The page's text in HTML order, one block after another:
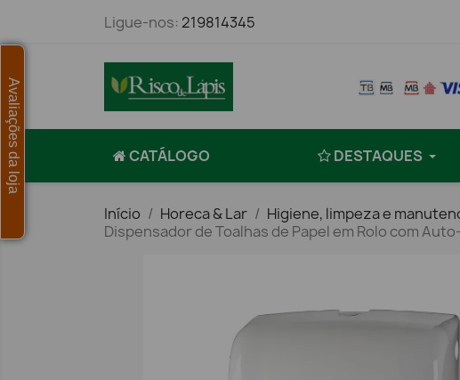
Ligue-nos: 219814345
CATÁLOGO DESTAQUES
Início Horeca & Lar Higiene, limpeza e
Dispensador de Toalhas de Papel em Rolo com
Avaliações da loja